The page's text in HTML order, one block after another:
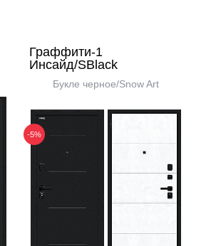
Граффити-1
Инсайд/SBlack
Букле черное/Snow Art
-5%